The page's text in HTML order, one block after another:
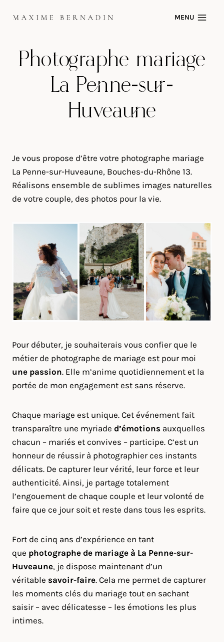
MENU
Photographe mariage
La Penne-sur-
Huveaune
Je vous propose d’être votre photographe mariage
La Penne-sur-Huveaune, Bouches-du-Rhône 13.
Réalisons ensemble de sublimes images naturelles
de votre couple, des photos pour la vie.
Pour débuter, je souhaiterais vous confier que le
métier de photographe de mariage est pour moi
une passion. Elle m’anime quotidiennement et la
portée de mon engagement est sans réserve.
Chaque mariage est unique. Cet événement fait
transparaître une myriade d’émotions auxquelles
chacun – mariés et convives – participe. C’est un
honneur de réussir à photographier ces instants
délicats. De capturer leur vérité, leur force et leur
authenticité. Ainsi, je partage totalement
l’engouement de chaque couple et leur volonté de
faire que ce jour soit et reste dans tous les esprits.
Fort de cinq ans d’expérience en tant
que photographe de mariage à La Penne-sur-
Huveaune, je dispose maintenant d’un
véritable savoir-faire. Cela me permet de capturer
les moments clés du mariage tout en sachant
saisir – avec délicatesse – les émotions les plus
intimes.